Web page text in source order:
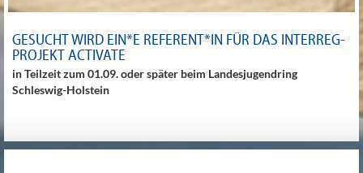
GESUCHT WIRD EIN*E REFERENT*IN FÜR DAS INTERREG-
PROJEKT ACTIVATE
in Teilzeit zum 01.09. oder später beim Landesjugendring
Schleswig-Holstein